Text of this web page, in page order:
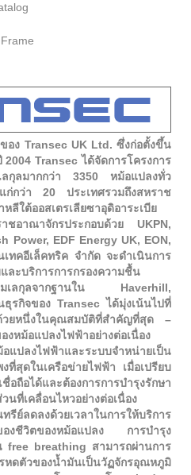
อง Transec UK Ltd. ซึ่งก่อตั้งขึ้น
Transec ได้จัดการโครงการ
ลกุลมากกว่า 3350 หม้อแปลงทั่ว
กว่า 20 ประเทศรวมถึงสหราช
ลีใต้ออสเตรเลียซาอุดิอาระเบีย
ชอาณาจักรประกอบด้วย UKPN,
Power, EDF Energy UK, EON,
ทคอีเล็คทริค จำกัด จะดำเนินการ
ะบริการการกรองความชื้น
โมเลกุลจากฐานใน Haverhill,
รกิจของ Transec ได้มุ่งเน้นไปที่
วยหนึ่งในคุณสมบัติที่สำคัญที่สุด –
หม้อแปลงไฟฟ้าอย่างต่อเนื่อง
งไฟฟ้าและระบบจำหน่ายเป็น
สุดในเครือข่ายไฟฟ้า เมื่อเปรียบ
อถือได้และต้องการการบำรุงรักษา
นที่เคลื่อนไหวอย่างต่อเนื่อง
รีย์ลดลงด้วยเวลาในการให้บริการ
องชีวิตของหม้อแปลง การบำรุง
free breathing สามารถผ่านการ
หดตัวของน้ำมันเป็นวัฏจักรอุณหภูมิ